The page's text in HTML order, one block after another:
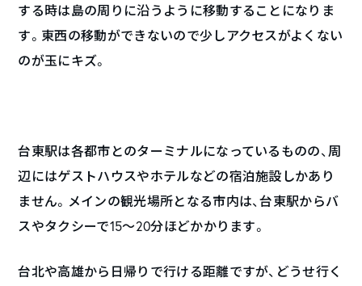
する時は島の周りに沿うように移動することになりま
す。東西の移動ができないので少しアクセスがよくない
のが玉にキズ。
台東駅は各都市とのターミナルになっているものの、周
辺にはゲストハウスやホテルなどの宿泊施設しかあり
ません。メインの観光場所となる市内は、台東駅からバ
スやタクシーで15〜20分ほどかかります。
台北や高雄から日帰りで行ける距離ですが、どうせ行く